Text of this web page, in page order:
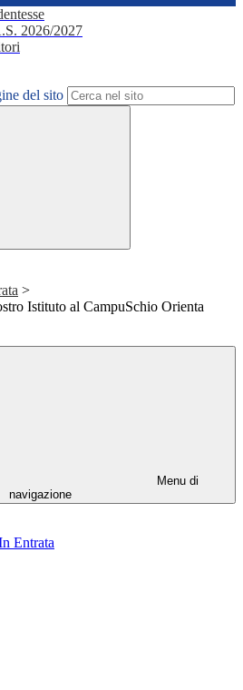
2026/2027
del sito
>
Istituto al CampuSchio Orienta
Menu di
navigazione
Entrata